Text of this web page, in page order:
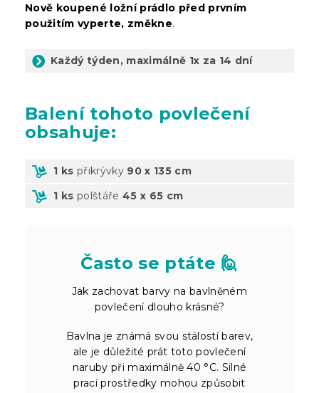
Nově koupené ložní prádlo před prvním
použitím vyperte, změkne.
Každý týden, maximálně 1x za 14 dní
Balenítohoto povlečení
obsahuje:
1 ks přikrývky 90 x 135 cm
1 ks polštáře45 x 65 cm
Často se ptáte 🙋
Jak zachovat barvy na bavlněném
povlečení dlouho krásné?
Bavlna je známá svou stálostí barev,
ale je důležité prát toto povlečení
naruby při maximálně 40 °C. Silné
prací prostředky mohou způsobit